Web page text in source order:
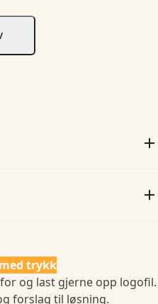
med trykk
og last gjerne opp logofil.
forslag til løsning.